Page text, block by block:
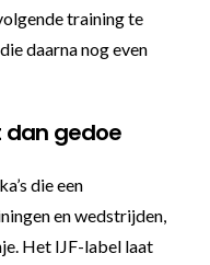
training te
daarna nog even
dan gedoe
die een
en wedstrijden,
Het IJF-label laat